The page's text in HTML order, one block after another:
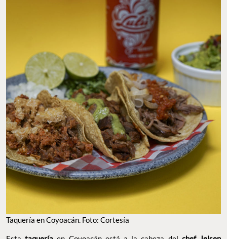
Taquería en Coyoacán. Foto: Cortesía